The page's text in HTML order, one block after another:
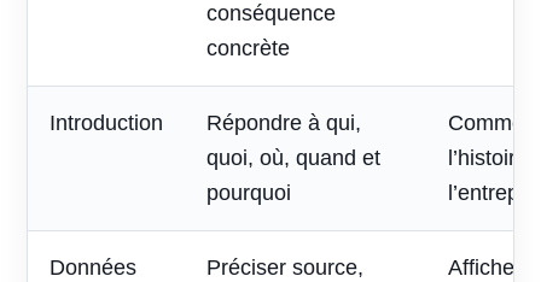
conséquence
concrète
Introduction
Répondre à qui,
quoi, où, quand et
pourquoi
Données
Préciser source,
Afficher